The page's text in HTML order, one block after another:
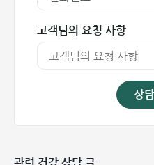
고객님의 요청 사항
상